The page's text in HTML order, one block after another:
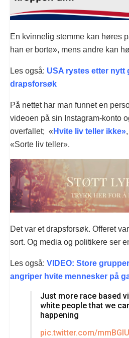
En kvinnelig stemme kan høres
han er borte», mens andre kan
Les også: USA rystes etter nytt
drapsforsøk
På nettet har man funnet en
videoen på sin Instagram-konto
overfallet; « Hvite liv teller ikke»
«Sorte liv teller».
Det var et drapsforsøk. Offeret
sort. Og media og politikere ser
Les også: VIDEO: Store
angriper hvite mennesker på
Just more race based
white people that we
happening
pic.twitter.com/